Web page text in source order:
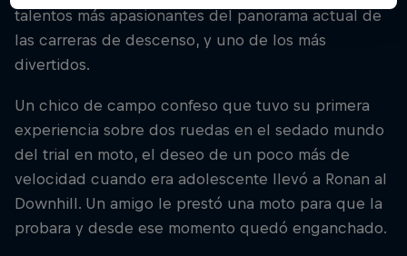
talentos más apasionantes del panorama actual de
las carreras de descenso, y uno de los más
divertidos.
Un chico de campo confeso que tuvo su primera
experiencia sobre dos ruedas en el sedado mundo
del trial en moto, el deseo de un poco más de
velocidad cuando era adolescente llevó a Ronan al
Downhill. Un amigo le prestó una moto para que la
probara y desde ese momento quedó enganchado.